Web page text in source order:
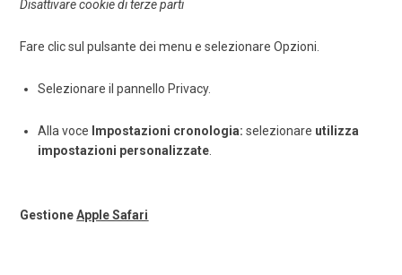
Disattivare cookie di terze parti
Fare clic sul pulsante dei menu e selezionare Opzioni.
Selezionare il pannello Privacy.
Alla voce Impostazioni cronologia: selezionare utilizza
impostazioni personalizzate
GestioneApple Safari